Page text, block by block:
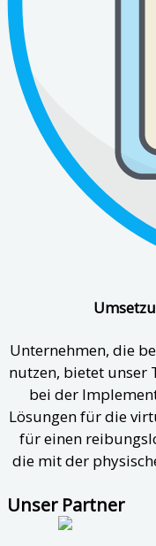
Unternehmen, die
nutzen, bietet unser
bei der
Lösungen für die
für einen
die mit der
Unser Partner